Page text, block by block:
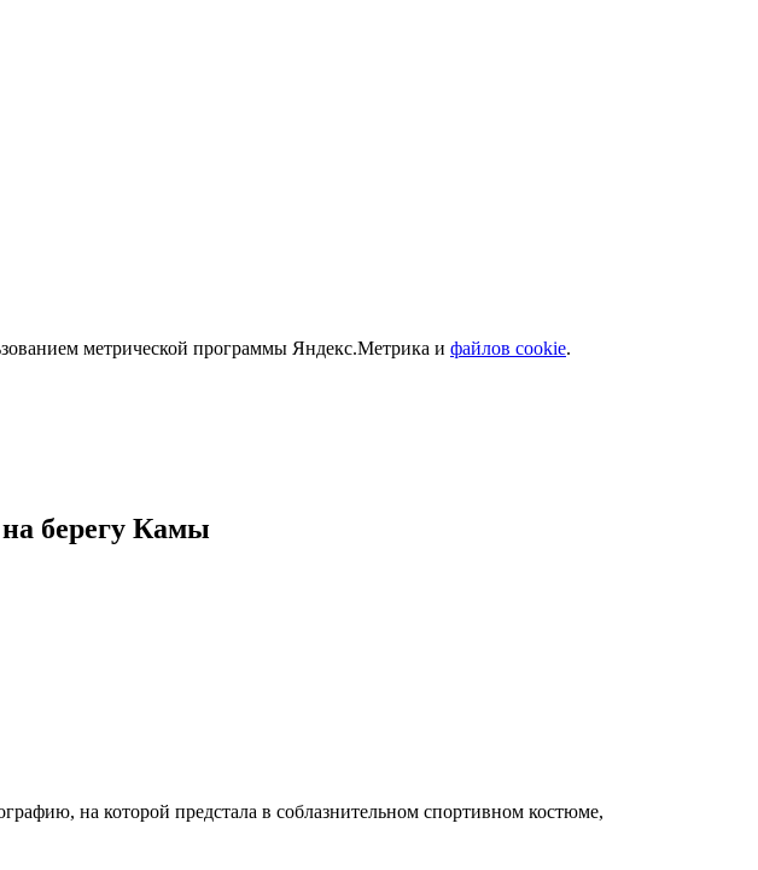
метрической программы Яндекс.Метрика и файлов cookie.
берегу Камы
на которой предстала в соблазнительном спортивном костюме,